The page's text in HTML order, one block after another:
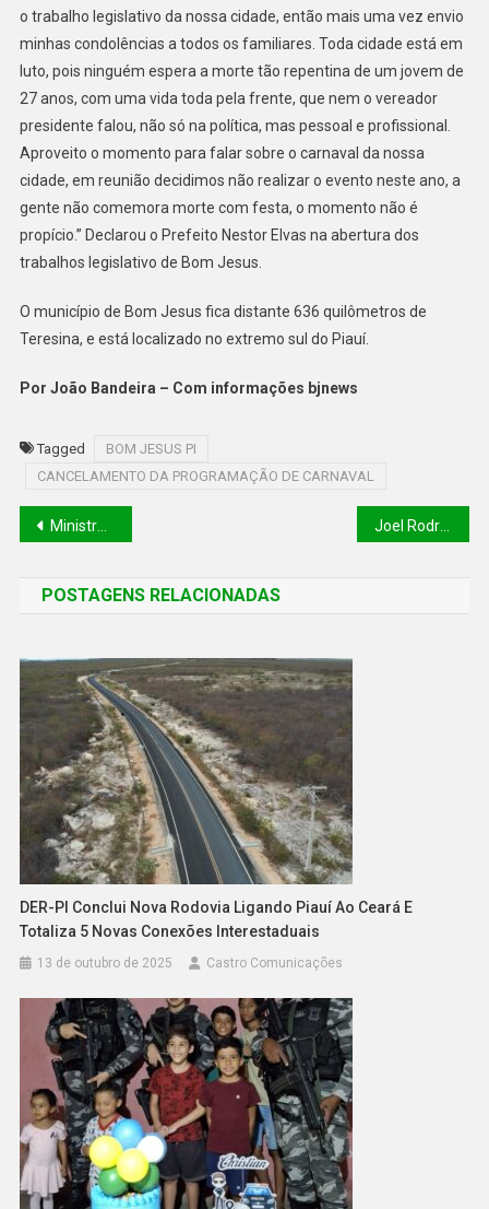
o trabalho legislativo da nossa cidade, então mais uma vez envio
minhas condolências a todos os familiares. Toda cidade está em
luto, pois ninguém espera a morte tão repentina de um jovem de
27 anos, com uma vida toda pela frente, que nem o vereador
presidente falou, não só na política, mas pessoal e profissional.
Aproveito o momento para falar sobre o carnaval da nossa
cidade, em reunião decidimos não realizar o evento neste ano, a
gente não comemora morte com festa, o momento não é
propício.” Declarou o Prefeito Nestor Elvas na abertura dos
trabalhos legislativo de Bom Jesus.
O município de Bom Jesus fica distante 636 quilômetros de
Teresina, e está localizado no extremo sul do Piauí.
Por João Bandeira – Com informações bjnews
Tagged
BOM JESUS PI
CANCELAMENTO DA PROGRAMAÇÃO DE CARNAVAL
Ministro Wellington Dias diz que MP do Novo Bolsa Família vai prever obrigatoriedade de vacinação dos beneficiários do programa Joel Rodrigues, confirma pré-candidatura a Prefeito de Teresina em 2024
POSTAGENS RELACIONADAS
DER-PI Conclui Nova Rodovia Ligando Piauí Ao Ceará E
Totaliza 5 Novas Conexões Interestaduais
13 de outubro de 2025 Castro Comunicações